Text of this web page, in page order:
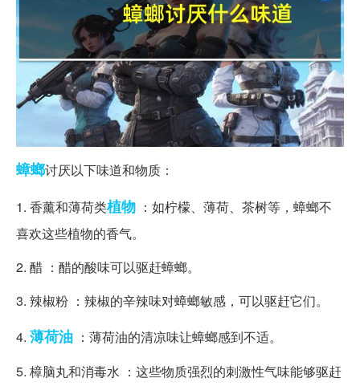
蟑螂讨厌以下味道和物质：
1. 香薰和薄荷类植物 ：如柠檬、薄荷、茶树等，蟑螂不
喜欢这些植物的香气。
2. 醋 ：醋的酸味可以驱赶蟑螂。
3. 辣椒粉 ：辣椒的辛辣味对蟑螂敏感，可以驱赶它们。
4. 薄荷油 ：薄荷油的清凉味让蟑螂感到不适。
5. 樟脑丸和消毒水 ：这些物质强烈的刺激性气味能够驱赶